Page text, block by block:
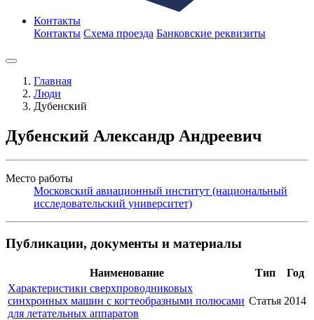
Контакты
Контакты Схема проезда Банковские реквизиты
Главная
Люди
Дубенский
Дубенский Александр Андреевич
Место работы
Московский авиационный институт (национальный
исследовательский университет)
Публикации, документы и материалы
Наименование Тип
Год
Характеристики сверхпроводниковых
синхронных машин с когтеобразными полюсами
для летательных аппаратов
Статья 2014